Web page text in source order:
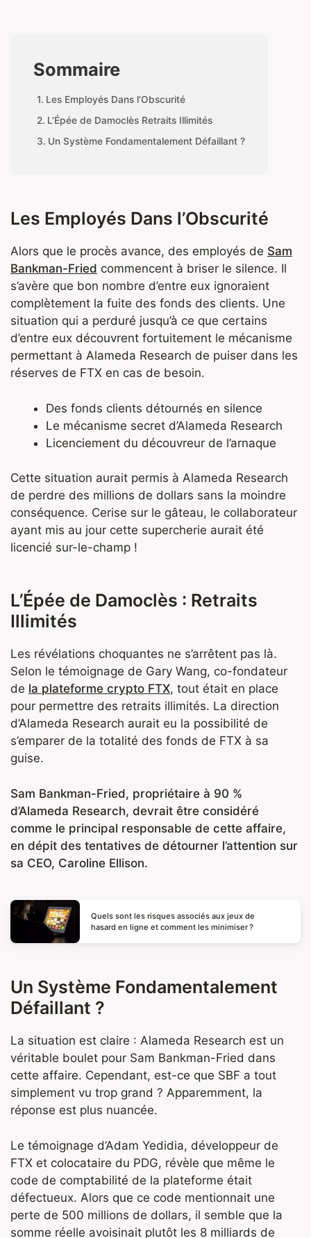
Sommaire
Les Employés Dans l’Obscurité
L’Épée de Damoclès Retraits Illimités
Un Système Fondamentalement Défaillant ?
Les Employés Dans l’Obscurité
Alors que le procès avance, des employés de Sam
Bankman-Fried commencent à briser le silence. Il
s’avère que bon nombre d’entre eux ignoraient
complètement la fuite des fonds des clients. Une
situation qui a perduré jusqu’à ce que certains
d’entre eux découvrent fortuitement le mécanisme
permettant à Alameda Research de puiser dans les
réserves de FTX en cas de besoin.
Des fonds clients détournés en silence
Le mécanisme secret d’Alameda Research
Licenciement du découvreur de l’arnaque
Cette situation aurait permis à Alameda Research
de perdre des millions de dollars sans la moindre
conséquence. Cerise sur le gâteau, le collaborateur
ayant mis au jour cette supercherie aurait été
licencié sur-le-champ !
L’Épée de Damoclès : Retraits
Illimités
Les révélations choquantes ne s’arrêtent pas là.
Selon le témoignage de Gary Wang, co-fondateur
de la plateforme crypto FTX, tout était en place
pour permettre des retraits illimités. La direction
d’Alameda Research aurait eu la possibilité de
s’emparer de la totalité des fonds de FTX à sa
guise.
Sam Bankman-Fried, propriétaire à 90 %
d’Alameda Research, devrait être considéré
comme le principal responsable de cette affaire,
en dépit des tentatives de détourner l’attention sur
sa CEO, Caroline Ellison.
Quels sont les risques associés aux jeux de
hasard en ligne et comment les minimiser ?
Un Système Fondamentalement
Défaillant ?
La situation est claire : Alameda Research est un
véritable boulet pour Sam Bankman-Fried dans
cette affaire. Cependant, est-ce que SBF a tout
simplement vu trop grand ? Apparemment, la
réponse est plus nuancée.
Le témoignage d’Adam Yedidia, développeur de
FTX et colocataire du PDG, révèle que même le
code de comptabilité de la plateforme était
défectueux. Alors que ce code mentionnait une
perte de 500 millions de dollars, il semble que la
somme réelle avoisinait plutôt les 8 milliards de